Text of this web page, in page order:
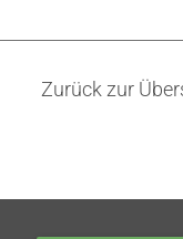
Zurück zur